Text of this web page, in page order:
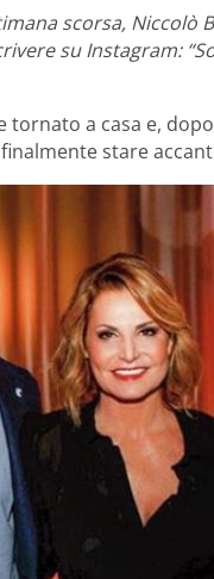
scorsa,
su Instagram:
tornato a casa e,
stare